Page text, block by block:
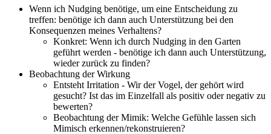
Wenn ich Nudging benötige, um eine Entscheidung zu
treffen: benötige ich dann auch Unterstützung bei den
Konsequenzen meines Verhaltens?
Konkret: Wenn ich durch Nudging in den Garten
geführt werden - benötige ich dann auch Unterstützung,
wieder zurück zu finden?
Beobachtung der Wirkung
Entsteht Irritation - Wir der Vogel, der gehört wird
gesucht? Ist das im Einzelfall als positiv oder negativ zu
bewerten?
Beobachtung der Mimik: Welche Gefühle lassen sich
Mimisch erkennen/rekonstruieren?